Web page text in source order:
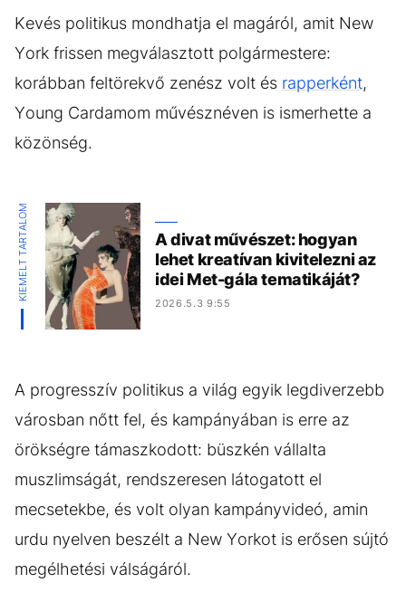
Kevés politikus mondhatja el magáról, amit New
York frissen megválasztott polgármestere:
korábban feltörekvő zenész volt és rapperként,
Young Cardamom művésznéven is ismerhette a
közönség.
KIEMELT TARTALOM
A divat művészet: hogyan
lehet kreatívan kivitelezni az
idei Met-gála tematikáját?
2026.5.3 9:55
A progresszív politikus a világ egyik legdiverzebb
városban nőtt fel, és kampányában is erre az
örökségre támaszkodott: büszkén vállalta
muszlimságát, rendszeresen látogatott el
mecsetekbe, és volt olyan kampányvideó, amin
urdu nyelven beszélt a New Yorkot is erősen sújtó
megélhetési válságáról.